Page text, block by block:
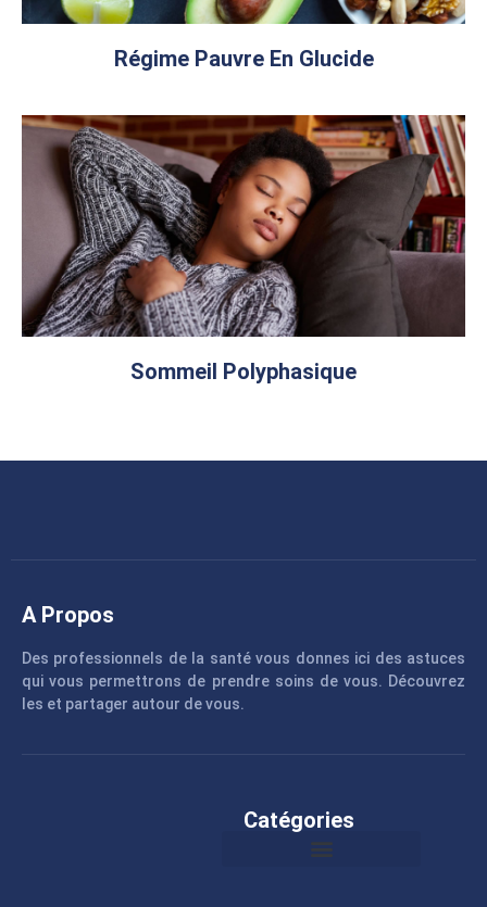
Régime Pauvre En Glucide
Sommeil Polyphasique
A Propos
Des professionnels de la santé vous donnes ici des astuces
qui vous permettrons de prendre soins de vous. Découvrez
les et partager autour de vous.
Catégories